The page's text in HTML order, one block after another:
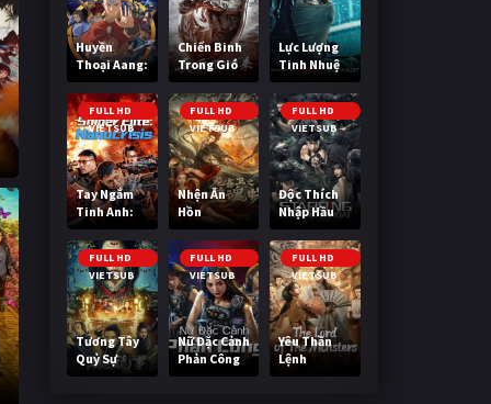
Huyền
Thoại Aang:
Tiết Khí Sư
Cuối Cùng
Chiến Binh
Trong Gió
Lực Lượng
Tinh Nhuệ
FULL HD
VIETSUB
Tay Ngắm
Tinh Anh:
Nguy Cơ
Nano
FULL HD
VIETSUB
Nhện Ăn
Hồn
FULL HD
VIETSUB
Độc Thích
Nhập Hầu
FULL HD
VIETSUB
Tương Tây
Quỷ Sự
FULL HD
VIETSUB
Nữ Đặc Cảnh
Phản Công
FULL HD
VIETSUB
Yêu Thần
Lệnh